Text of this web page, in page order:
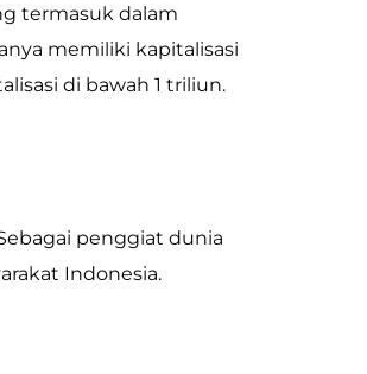
termasuk dalam
memiliki kapitalisasi
di bawah 1 triliun.
penggiat dunia
Indonesia.